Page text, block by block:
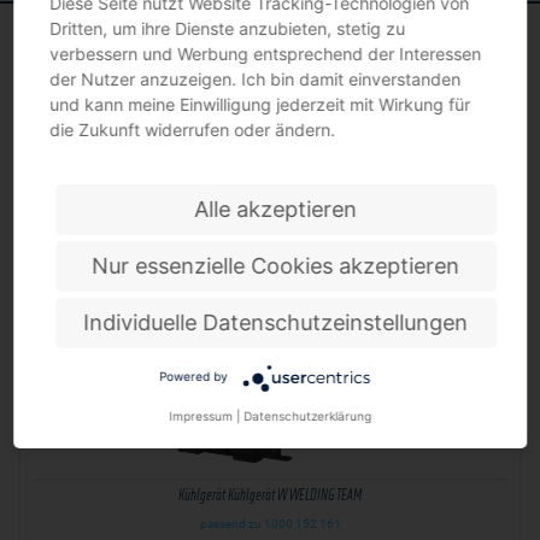
KÜHLGERÄTE
Kühlgerät Kühlgerät W WELDING TEAM
passend zu 1000 152 161
Dritten, um ihre Dienste anzubieten, stetig zu
verbessern und Werbung entsprechend der Interessen
der Nutzer anzuzeigen. Ich bin damit einverstanden
und kann meine Einwilligung jederzeit mit Wirkung für
die Zukunft widerrufen oder ändern.
Alle akzeptieren
Nur essenzielle Cookies akzeptieren
Individuelle Datenschutzeinstellungen
Powered by
Impressum Datenschutzerklärung